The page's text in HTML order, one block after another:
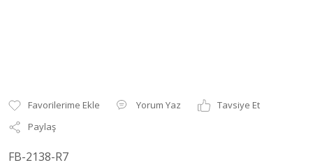
Yorum Yaz
Tavsiye Et
Paylaş
FB-2138-R7